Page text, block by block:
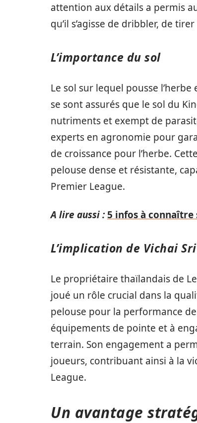
attention aux détails a permis
qu’il s’agisse de dribbler, de
L’importance du sol
Le sol sur lequel pousse
se sont assurés que le sol du
nutriments et exempt de
experts en agronomie pour
de croissance pour l’herbe.
pelouse dense et résistante,
Premier League.
A lire aussi : 5 infos à
L’implication de Vichai
Le propriétaire thaïlandais de
joué un rôle crucial dans la
pelouse pour la performance
équipements de pointe et à
terrain. Son engagement a
joueurs, contribuant ainsi à la
League.
Un avantage